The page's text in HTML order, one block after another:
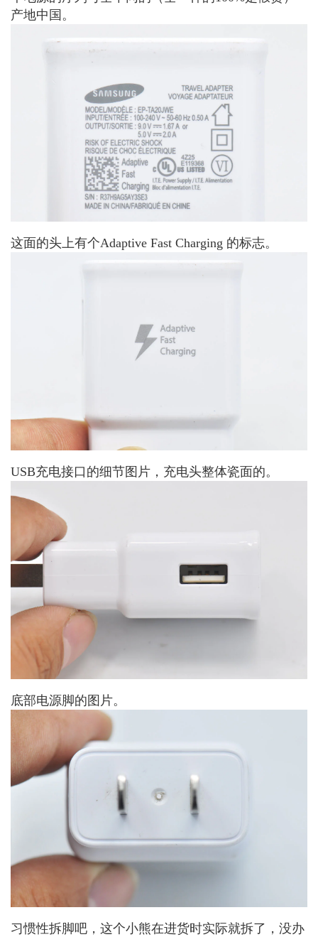
产地中国。
这面的头上有个Adaptive Fast Charging 的标志。
USB充电接口的细节图片，充电头整体瓷面的。
底部电源脚的图片。
习惯性拆脚吧，这个小熊在进货时实际就拆了，没办